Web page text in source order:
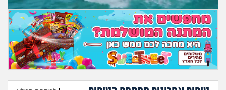
מה שעובר עליי
שומרים על הגוף
פיננסי וכלכלה
בין הסדינים